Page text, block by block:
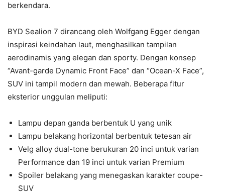
berkendara.
BYD Sealion 7 dirancang oleh Wolfgang Egger dengan
inspirasi keindahan laut, menghasilkan tampilan
aerodinamis yang elegan dan sporty. Dengan konsep
“Avant-garde Dynamic Front Face” dan “Ocean-X Face”,
SUV ini tampil modern dan mewah. Beberapa fitur
eksterior unggulan meliputi:
Lampu depan ganda berbentuk U yang unik
Lampu belakang horizontal berbentuk tetesan air
Velg alloy dual-tone berukuran 20 inci untuk varian
Performance dan 19 inci untuk varian Premium
Spoiler belakang yang menegaskan karakter coupe-
SUV